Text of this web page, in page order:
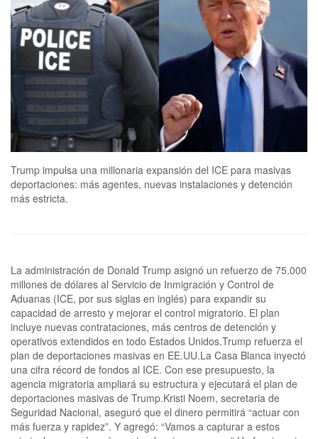
Trump impulsa una millonaria expansión del ICE para masivas
deportaciones: más agentes, nuevas instalaciones y detención
más estricta.
La administración de Donald Trump asignó un refuerzo de 75.000
millones de dólares al Servicio de Inmigración y Control de
Aduanas (ICE, por sus siglas en inglés) para expandir su
capacidad de arresto y mejorar el control migratorio. El plan
incluye nuevas contrataciones, más centros de detención y
operativos extendidos en todo Estados Unidos.Trump refuerza el
plan de deportaciones masivas en EE.UU.La Casa Blanca inyectó
una cifra récord de fondos al ICE. Con ese presupuesto, la
agencia migratoria ampliará su estructura y ejecutará el plan de
deportaciones masivas de Trump.Kristi Noem, secretaria de
Seguridad Nacional, aseguró que el dinero permitirá “actuar con
más fuerza y rapidez”. Y agregó: “Vamos a capturar a estos